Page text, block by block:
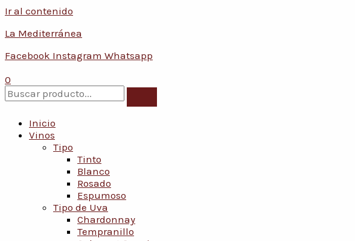
Ir al contenido
La Mediterránea
Facebook Instagram Whatsapp
0
Inicio
Vinos
Tipo
Tinto
Blanco
Rosado
Espumoso
Tipo de Uva
Chardonnay
Tempranillo